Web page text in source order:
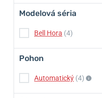
Modelová séria
Bell Hora (4)
Pohon
Automatický (4)